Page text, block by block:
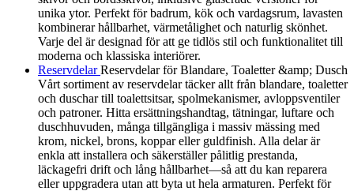
unika ytor. Perfekt för badrum, kök och vardagsrum, lavasten
kombinerar hållbarhet, värmetålighet och naturlig skönhet.
Varje del är designad för att ge tidlös stil och funktionalitet till
moderna och klassiska interiörer.
ReservdelarReservdelar för Blandare, Toaletter &amp; Dusch
Vårt sortiment av reservdelar täcker allt från blandare, toaletter
och duschar till toalettsitsar, spolmekanismer, avloppsventiler
och patroner. Hitta ersättningshandtag, tätningar, luftare och
duschhuvuden, många tillgängliga i massiv mässing med
krom, nickel, brons, koppar eller guldfinish. Alla delar är
enkla att installera och säkerställer pålitlig prestanda,
läckagefri drift och lång hållbarhet—så att du kan reparera
eller uppgradera utan att byta ut hela armaturen. Perfekt för